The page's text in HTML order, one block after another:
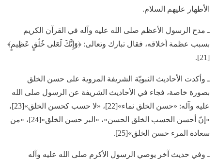
الأطهار عليهم السلام.
ـ مدح الرسول الأعظم صلى الله عليه وآله في القرآن الكريم
بسبب عظمة أخلاقه، فقال تبارك وتعالى: ﴿وَإِنَّكَ لَعَلى خُلُقٍ عَظِيمٍ﴾
[21].
ـ وأكدت الأحاديث النبويّة الشريفة المروية على حسن الخلق
بصورة خاصة، فجاء في الأحاديث الشريفة عن الرسول صلى الله
عليه وآله: «حسن الخلق نماء»[22]، «لا حسب كحسن الخلق»[23]،
«إنّ أحسن الحسب الخلق الحسن»، «البر حسن الخلق»[24]، «من
سعادة المرء حسن الخلق»[25].
ـ وفي حديث آخر يوصي الرسول الأكرم صلى الله عليه وآله